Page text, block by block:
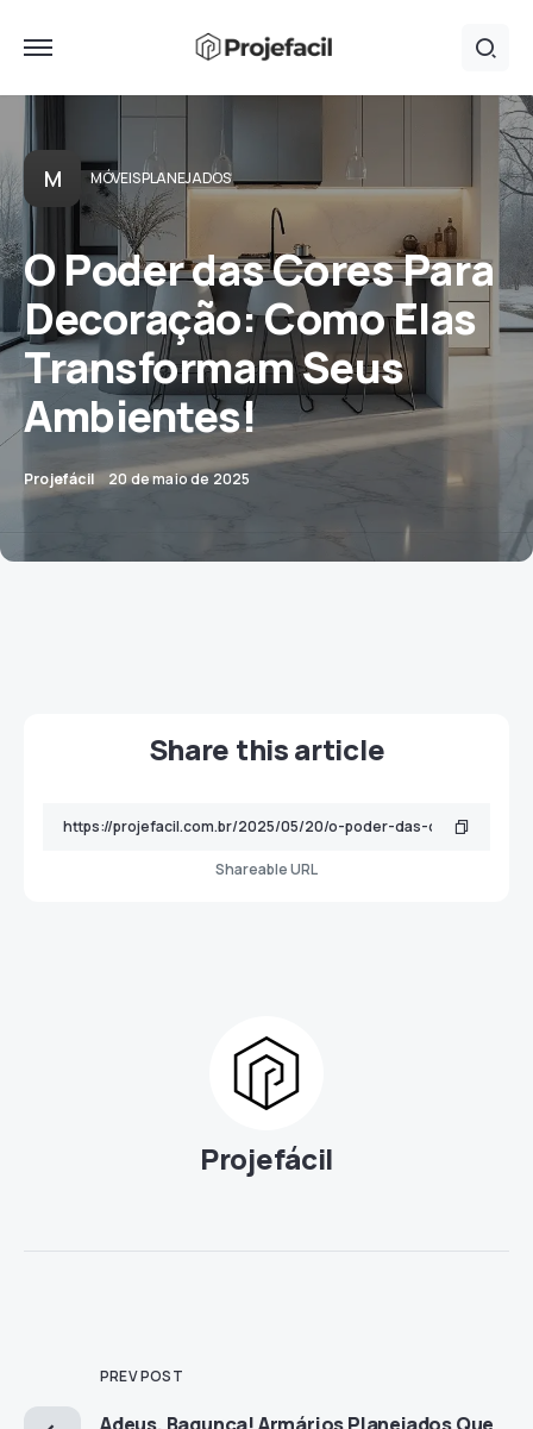
M MÓVEIS PLANEJADOS
O Poder das Cores Para
Decoração: Como Elas
Transformam Seus
Ambientes!
Projefácil 20 de maio de 2025
Share this article
Shareable URL
Projefácil
PREV POST